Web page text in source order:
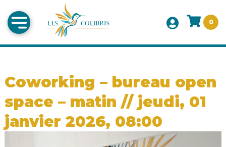
0
Coworking – bureau open
space – matin // jeudi, 01
janvier 2026, 08:00